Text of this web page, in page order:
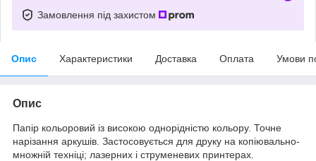
Замовлення під захистом
Опис Характеристики Доставка Оплата Умови
Опис
Папір кольоровий із високою однорідністю кольору. Точне
нарізання аркушів. Застосовується для друку на копіювально-
множній техніці; лазерних і струменевих принтерах.